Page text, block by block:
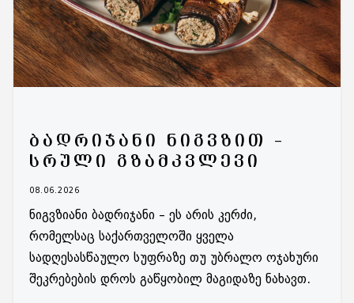
ᲑᲐᲓᲠᲘᲯᲐᲜᲘ ᲜᲘᲒᲕᲖᲘᲗ –
ᲡᲠᲣᲚᲘ ᲒᲖᲐᲛᲙᲕᲚᲔᲕᲘ
08.06.2026
ნიგვზიანი ბადრიჯანი – ეს არის კერძი,
რომელსაც საქართველოში ყველა
სადღესასწაულო სუფრაზე თუ უბრალო ოჯახური
შეკრებების დროს გაწყობილ მაგიდაზე ნახავთ.